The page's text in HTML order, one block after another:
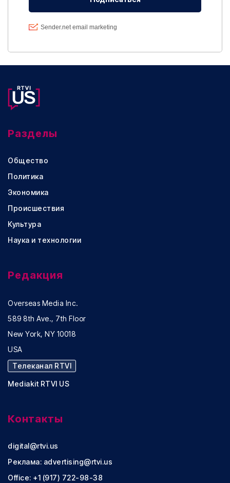
Разделы
Общество
Политика
Экономика
Происшествия
Культура
Наука и технологии
Редакция
Overseas Media Inc.
589 8th Ave., 7th Floor
New York, NY 10018
USA
Телеканал RTVI
Mediakit RTVI US
Контакты
digital@rtvi.us
Реклама: advertising@rtvi.us
Office: +1 (917) 722-98-38